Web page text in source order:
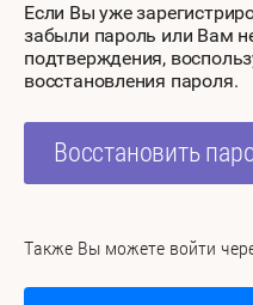
Если Вы уже
забыли пароль или Вам
подтверждения,
восстановления пароля.
Восстановить
Также Вы можете войти